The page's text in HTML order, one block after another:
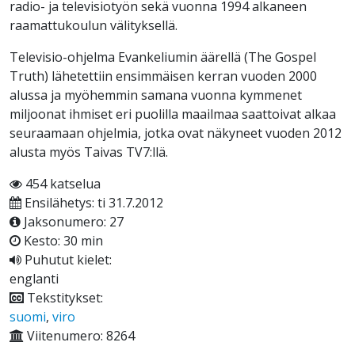
radio- ja televisiotyön sekä vuonna 1994 alkaneen
raamattukoulun välityksellä.
Televisio-ohjelma Evankeliumin äärellä (The Gospel
Truth) lähetettiin ensimmäisen kerran vuoden 2000
alussa ja myöhemmin samana vuonna kymmenet
miljoonat ihmiset eri puolilla maailmaa saattoivat alkaa
seuraamaan ohjelmia, jotka ovat näkyneet vuoden 2012
alusta myös Taivas TV7:llä.
454 katselua
Ensilähetys: ti 31.7.2012
Jaksonumero: 27
Kesto: 30 min
Puhutut kielet:
englanti
Tekstitykset:
suomi, viro
Viitenumero: 8264